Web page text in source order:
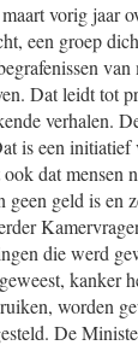
vorig jaar
een groep
van
Dat leidt tot
verhalen.
is een initiatief
dat mensen
geld is en
die werd
kanker
worden
De